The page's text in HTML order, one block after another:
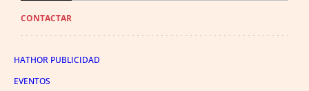
CONTACTAR
HATHOR PUBLICIDAD
EVENTOS